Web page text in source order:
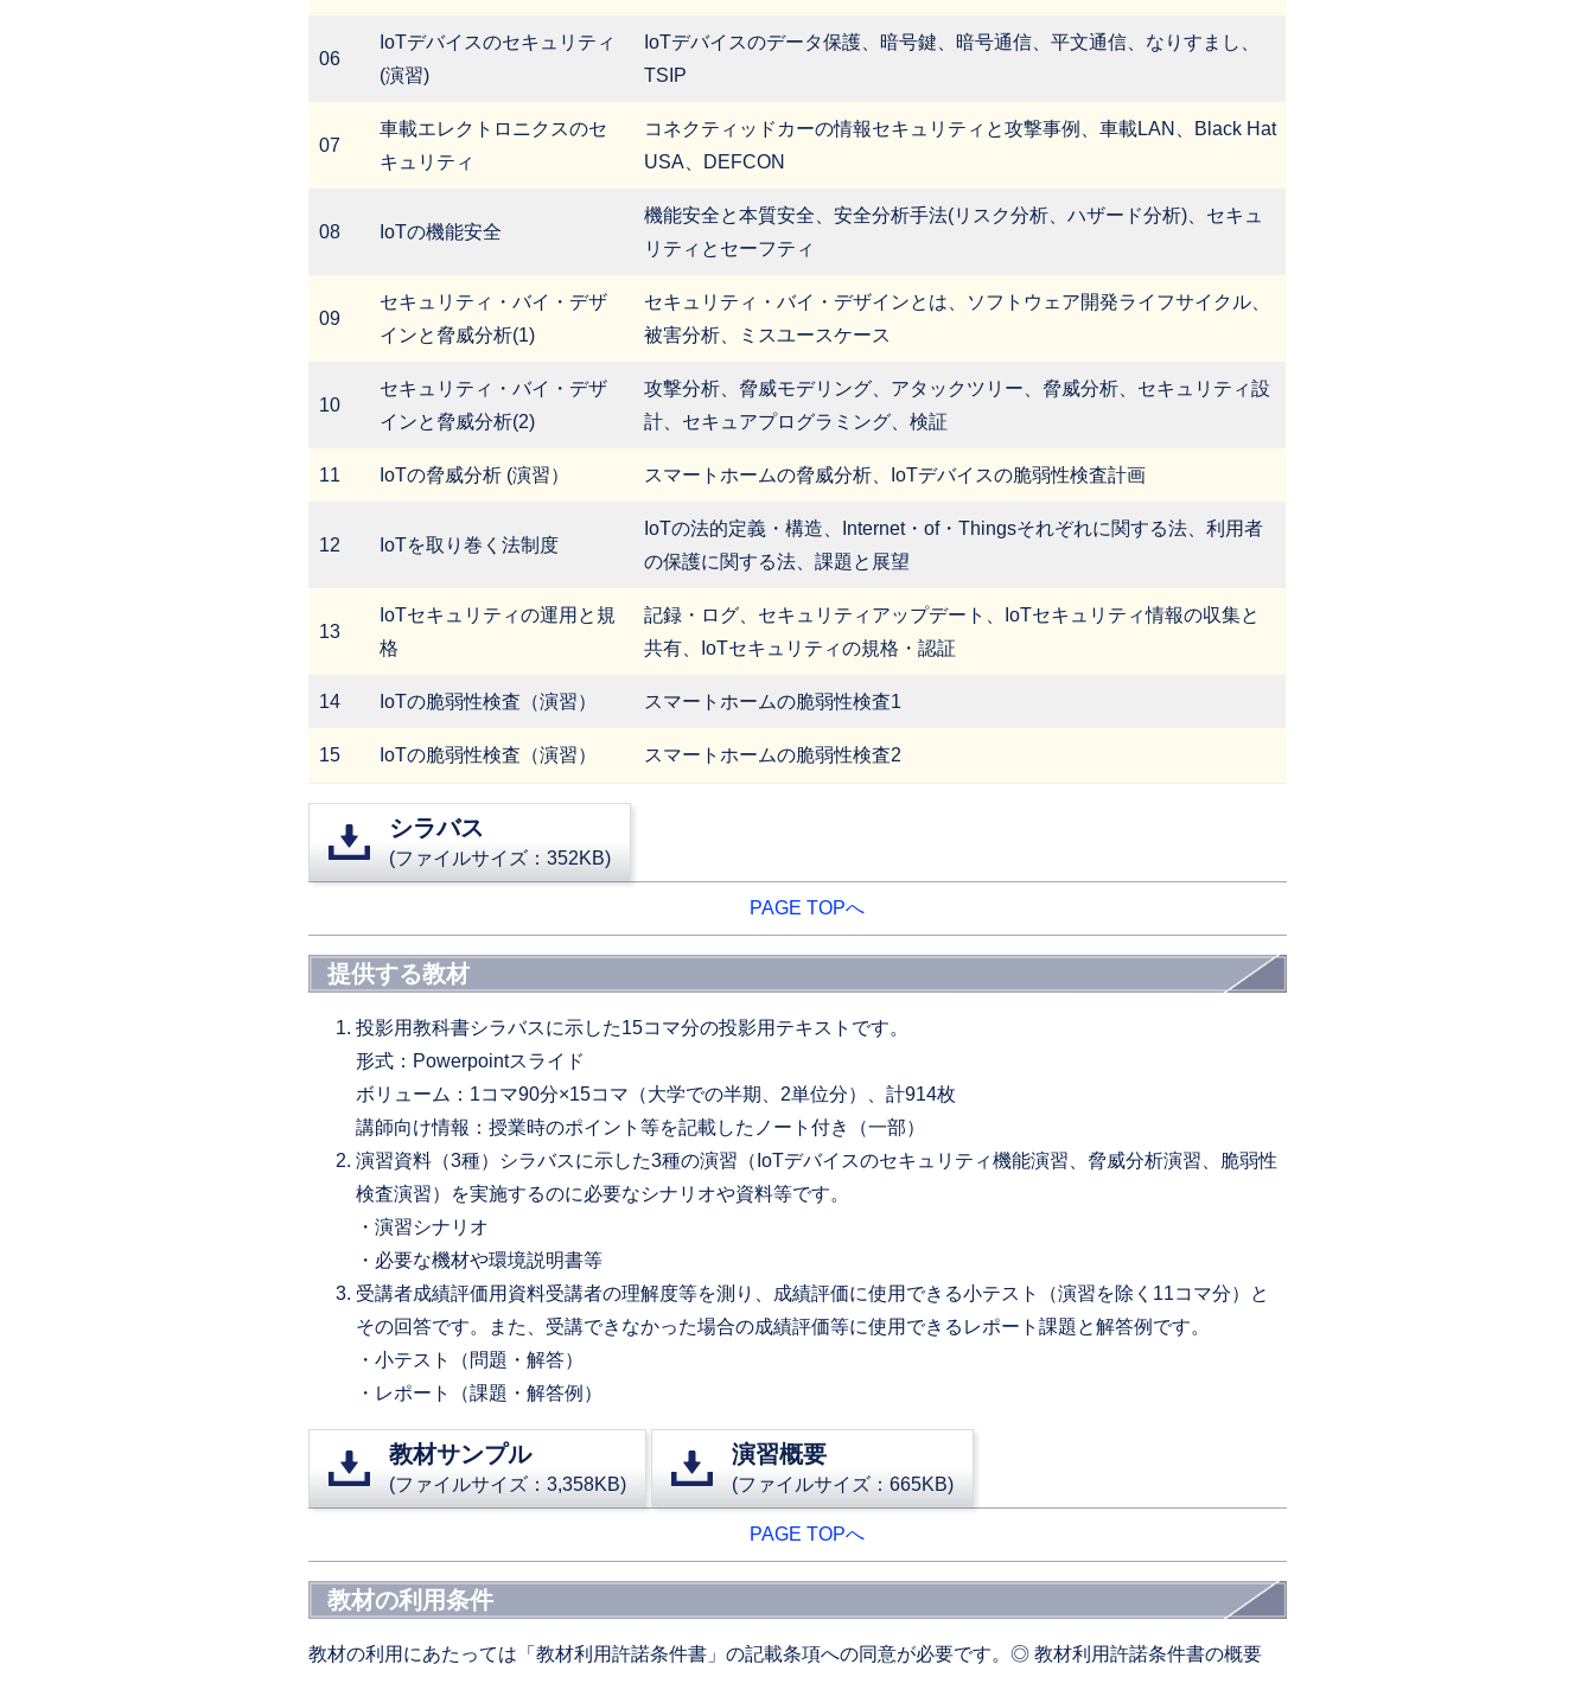
06
IoTデバイスのセキュリティ
(演習)
IoTデバイスのデータ保護、暗号鍵、暗号通信、平文通信、なりすまし、
TSIP
07
車載エレクトロニクスのセ
キュリティ
コネクティッドカーの情報セキュリティと攻撃事例、車載LAN、Black Hat
USA、DEFCON
08 IoTの機能安全
機能安全と本質安全、安全分析手法(リスク分析、ハザード分析)、セキュ
リティとセーフティ
09
セキュリティ・バイ・デザ
インと脅威分析(1)
セキュリティ・バイ・デザインとは、ソフトウェア開発ライフサイクル、
被害分析、ミスユースケース
10
セキュリティ・バイ・デザ
インと脅威分析(2)
攻撃分析、脅威モデリング、アタックツリー、脅威分析、セキュリティ設
計、セキュアプログラミング、検証
11 IoTの脅威分析 (演習） スマートホームの脅威分析、IoTデバイスの脆弱性検査計画
12 IoTを取り巻く法制度
IoTの法的定義・構造、Internet・of・Thingsそれぞれに関する法、利用者
の保護に関する法、課題と展望
13
IoTセキュリティの運用と規
格
記録・ログ、セキュリティアップデート、IoTセキュリティ情報の収集と
共有、IoTセキュリティの規格・認証
14 IoTの脆弱性検査（演習） スマートホームの脆弱性検査1
15 IoTの脆弱性検査（演習） スマートホームの脆弱性検査2
シラバス
(ファイルサイズ：352KB)
PAGE TOPへ
提供する教材
投影用教科書シラバスに示した15コマ分の投影用テキストです。
形式：Powerpointスライド
ボリューム：1コマ90分×15コマ（大学での半期、2単位分）、計914枚
講師向け情報：授業時のポイント等を記載したノート付き（一部）
演習資料（3種）シラバスに示した3種の演習（IoTデバイスのセキュリティ機能演習、脅威分析演習、脆弱性
検査演習）を実施するのに必要なシナリオや資料等です。
・演習シナリオ
・必要な機材や環境説明書等
受講者成績評価用資料受講者の理解度等を測り、成績評価に使用できる小テスト（演習を除く11コマ分）と
その回答です。また、受講できなかった場合の成績評価等に使用できるレポート課題と解答例です。
・小テスト（問題・解答）
・レポート（課題・解答例）
教材サンプル
(ファイルサイズ：3,358KB)
演習概要
(ファイルサイズ：665KB)
PAGE TOPへ
教材の利用条件
教材の利用にあたっては「教材利用許諾条件書」の記載条項への同意が必要です。◎ 教材利用許諾条件書の概要